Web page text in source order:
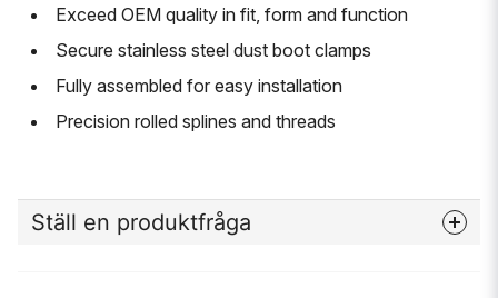
Exceed OEM quality in fit, form and function
Secure stainless steel dust boot clamps
Fully assembled for easy installation
Precision rolled splines and threads
Ställ en produktfråga